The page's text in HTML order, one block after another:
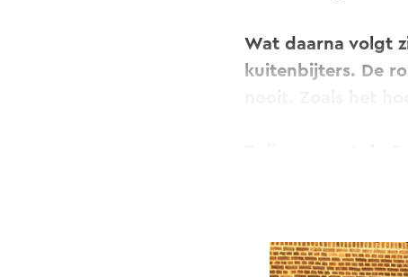
Wat daarna volgt
kuitenbijters. De
Er liggen met de
De ronde zit er